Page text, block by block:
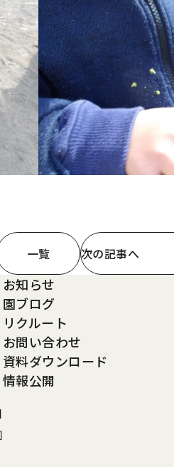
一覧 次の記事へ
お知らせ
園ブログ
リクルート
お問い合わせ
資料ダウンロード
情報公開